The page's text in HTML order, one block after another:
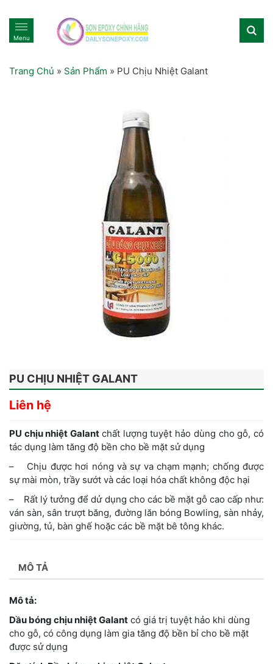
Menu
Trang Chủ » Sản Phẩm » PU Chịu Nhiệt Galant
PU CHỊU NHIỆT GALANT
Liên hệ
PU chịu nhiệt Galant chất lượng tuyệt hảo dùng cho gỗ, có
tác dụng làm tăng độ bền cho bề mặt sử dụng
– Chịu được hơi nóng và sự va chạm mạnh; chống được
sự mài mòn, trầy sướt và các loại hóa chất không độc hại
– Rất lý tưởng để dử dụng cho các bề mặt gỗ cao cấp như:
ván sàn, sân trượt băng, đường lăn bóng Bowling, sàn nhảy,
giường, tủ, bàn ghế hoặc các bề mặt bê tông khác.
MÔ TẢ
Mô tả:
Dầu bóng chịu nhiệt Galant có giá trị tuyệt hảo khi dùng
cho gỗ, có công dụng làm gia tăng độ bền bỉ cho bề mặt
được sử dụng